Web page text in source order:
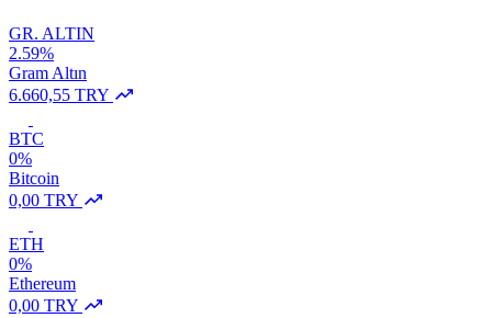
GR. ALTIN
2.59%
Gram Altın
6.660,55 TRY
BTC
0%
Bitcoin
0,00 TRY
ETH
0%
Ethereum
0,00 TRY